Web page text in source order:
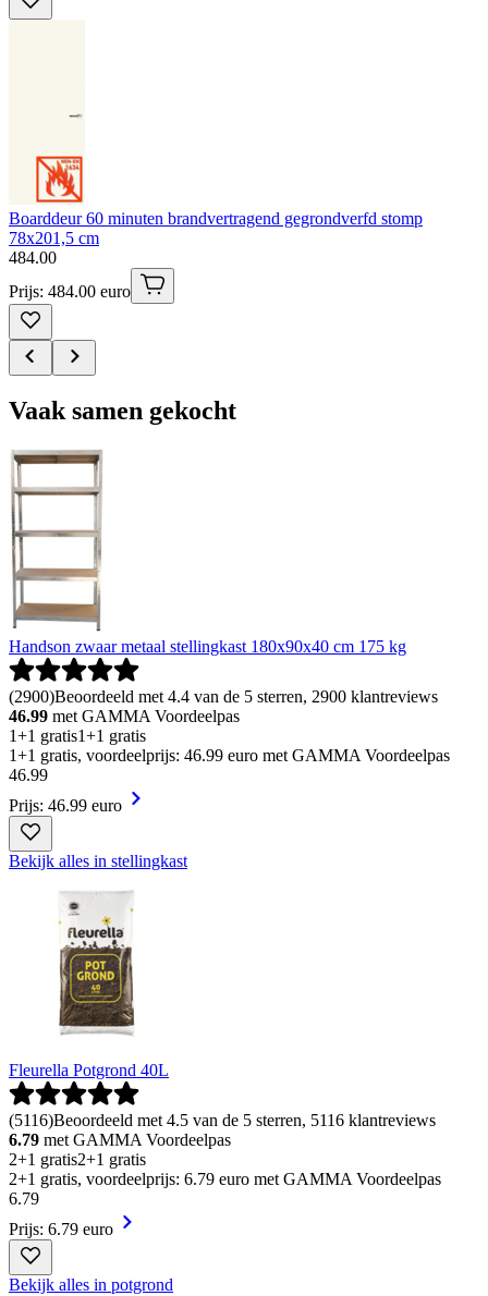
Boarddeur 60 minuten brandvertragend gegrondverfd stomp
78x201,5 cm
484.00
Prijs: 484.00 euro
Vaak samen gekocht
Handson zwaar metaal stellingkast 180x90x40 cm 175 kg
(2900)Beoordeeld met 4.4 van de 5 sterren, 2900 klantreviews
46.99 met GAMMA Voordeelpas
1+1 gratis1+1 gratis
1+1 gratis, voordeelprijs: 46.99 euro met GAMMA Voordeelpas
46.99
Prijs: 46.99 euro
Bekijk alles in stellingkast
Fleurella Potgrond 40L
(5116)Beoordeeld met 4.5 van de 5 sterren, 5116 klantreviews
6.79 met GAMMA Voordeelpas
2+1 gratis2+1 gratis
2+1 gratis, voordeelprijs: 6.79 euro met GAMMA Voordeelpas
6.79
Prijs: 6.79 euro
Bekijk alles in potgrond